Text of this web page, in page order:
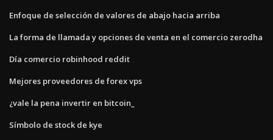
Enfoque de selección de valores de abajo hacia arriba
La forma de llamada y opciones de venta en el comercio zerodha
Día comercio robinhood reddit
Mejores proveedores de forex vps
¿vale la pena invertir en bitcoin_
Símbolo de stock de kye